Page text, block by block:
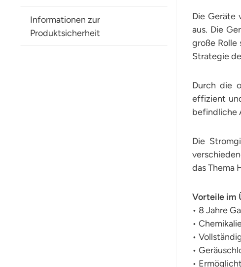
Informationen zur
Produktsicherheit
Die Geräte
aus. Die
große Rolle
Strategie
Durch die
effizient
befindliche
Die
das Thema
Vorteile im
• 8 Jahre
•
•
•
•